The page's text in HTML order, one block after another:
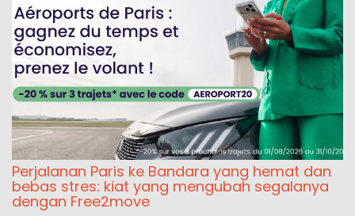
Perjalanan Paris ke Bandara yang hemat dan
bebas stres: kiat yang mengubah segalanya
dengan Free2move